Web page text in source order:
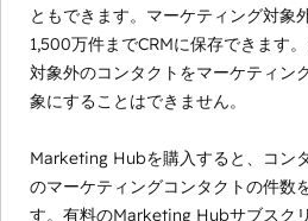
ともできます。マーケティング対象
1,500万件までCRMに保存できます
対象外のコンタクトをマーケティン
象にすることはできません。
Marketing Hubを購入すると、コン
のマーケティングコンタクトの件数
す。有料のMarketing Hubサブスク